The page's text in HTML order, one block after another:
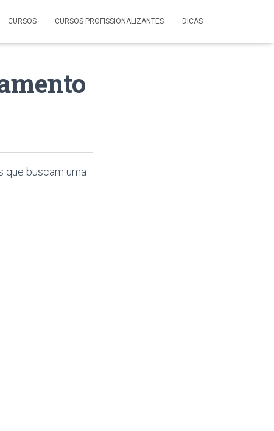
CURSOS CURSOS PROFISSIONALIZANTES DICAS
que buscam uma